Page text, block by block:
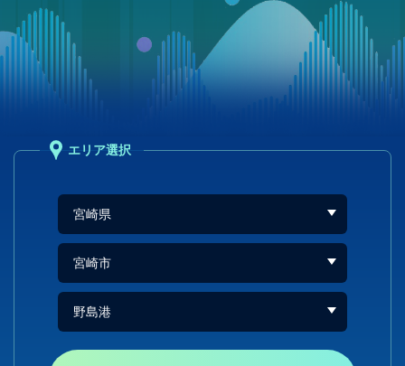
エリア選択